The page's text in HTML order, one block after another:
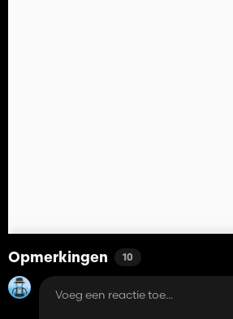
Opmerkingen 10